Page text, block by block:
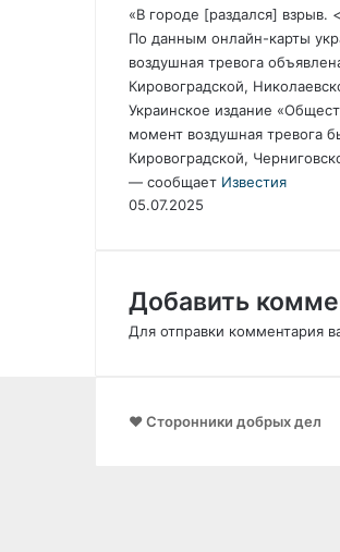
«В городе [раздался]
По данным онлайн-карты
воздушная тревога
Кировоградской,
Украинское издание
момент воздушная тревога
Кировоградской,
— сообщает Известия
05.07.2025
Добавить
Для отправки комментария
❤️ Сторонники добрых дел